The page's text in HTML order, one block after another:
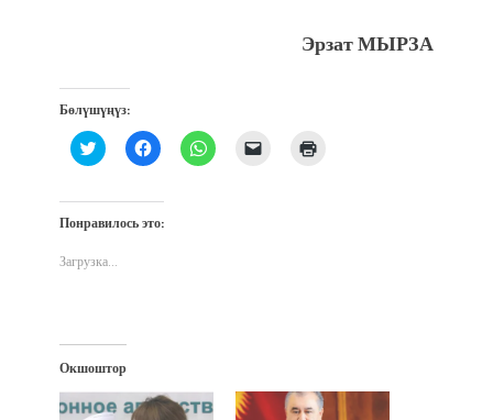
Эрзат МЫРЗА
Бөлүшүңүз:
Нажмите,
чтобы
Twitter
(Открывается
в
окне)
Нажмите,
чтобы
Facebook
(Открывается
в
Нажмите,
чтобы
Послать
ссылку
Понравилось это:
Загрузка...
Окшоштор